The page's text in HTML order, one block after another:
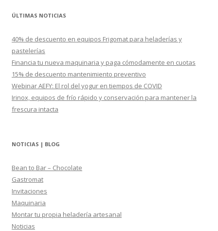
c
r
ÚLTIMAS NOTICIAS
40% de descuento en equipos Frigomat para heladerías y
pastelerías
Financia tu nueva maquinaria y paga cómodamente en cuotas
15% de descuento mantenimiento preventivo
Webinar AEFY: El rol del yogur en tiempos de COVID
Irinox, equipos de frío rápido y conservación para mantener la
frescura intacta
NOTICIAS | BLOG
Bean to Bar – Chocolate
Gastromat
Invitaciones
Maquinaria
Montar tu propia heladería artesanal
Noticias